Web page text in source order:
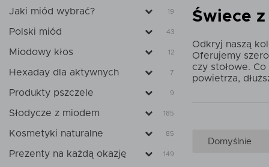
Jaki miód wybrać? 19
Polski miód 43
Miodowy kłos 12
Hexaday dla aktywnych 7
Produkty pszczele 9
Słodycze z miodem 185
Kosmetyki naturalne 85
Prezenty na każdą okazję 149
Świece
Odkryj naszą
Oferujemy
czy stołowe.
powietrza,